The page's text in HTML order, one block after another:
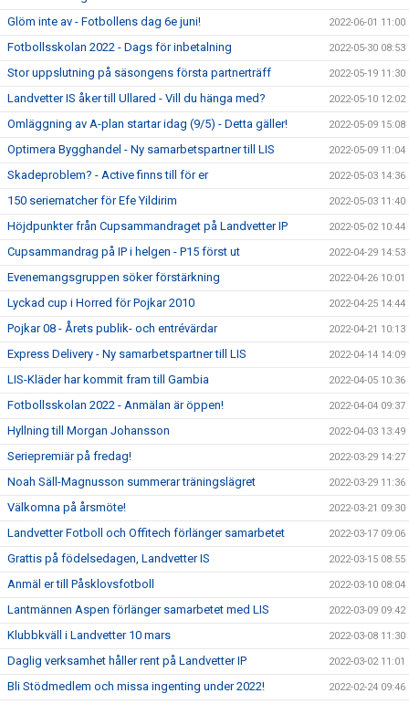
Glöm inte av - Fotbollens dag 6e juni! 2022-06-01 11:00
Fotbollsskolan 2022 - Dags för inbetalning 2022-05-30 08:53
Stor uppslutning på säsongens första partnerträff 2022-05-19 11:30
Landvetter IS åker till Ullared - Vill du hänga med? 2022-05-10 12:02
Omläggning av A-plan startar idag (9/5) - Detta gäller! 2022-05-09 15:08
Optimera Bygghandel - Ny samarbetspartner till LIS 2022-05-09 11:04
Skadeproblem? - Active finns till för er 2022-05-03 14:36
150 seriematcher för Efe Yildirim 2022-05-03 11:40
Höjdpunkter från Cupsammandraget på Landvetter IP 2022-05-02 10:44
Cupsammandrag på IP i helgen - P15 först ut 2022-04-29 14:53
Evenemangsgruppen söker förstärkning 2022-04-26 10:01
Lyckad cup i Horred för Pojkar 2010 2022-04-25 14:44
Pojkar 08 - Årets publik- och entrévärdar 2022-04-21 10:13
Express Delivery - Ny samarbetspartner till LIS 2022-04-14 14:09
LIS-Kläder har kommit fram till Gambia 2022-04-05 10:36
Fotbollsskolan 2022 - Anmälan är öppen! 2022-04-04 09:37
Hyllning till Morgan Johansson 2022-04-03 13:49
Seriepremiär på fredag! 2022-03-29 14:27
Noah Säll-Magnusson summerar träningslägret 2022-03-29 11:36
Välkomna på årsmöte! 2022-03-21 09:30
Landvetter Fotboll och Offitech förlänger samarbetet 2022-03-17 09:06
Grattis på födelsedagen, Landvetter IS 2022-03-15 08:55
Anmäl er till Påsklovsfotboll 2022-03-10 08:04
Lantmännen Aspen förlänger samarbetet med LIS 2022-03-09 09:42
Klubbkväll i Landvetter 10 mars 2022-03-08 11:30
Daglig verksamhet håller rent på Landvetter IP 2022-03-02 11:01
Bli Stödmedlem och missa ingenting under 2022! 2022-02-24 09:46